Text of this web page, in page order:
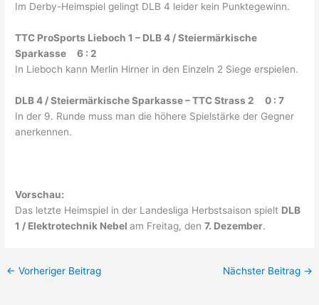
Im Derby-Heimspiel gelingt DLB 4 leider kein Punktegewinn.
TTC ProSports Lieboch 1 – DLB 4 / Steiermärkische
Sparkasse 6 : 2
In Lieboch kann Merlin Hirner in den Einzeln 2 Siege erspielen.
DLB 4 / Steiermärkische Sparkasse – TTC Strass 2 0 : 7
In der 9. Runde muss man die höhere Spielstärke der Gegner
anerkennen.
Vorschau:
Das letzte Heimspiel in der Landesliga Herbstsaison spielt DLB
1 / Elektrotechnik Nebelam Freitag, den7. Dezember.
← Vorheriger Beitrag Nächster Beitrag →